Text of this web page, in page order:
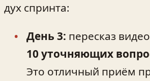
дух спринта:
День 3: пересказ видео
10 уточняющих
Это отличный приём